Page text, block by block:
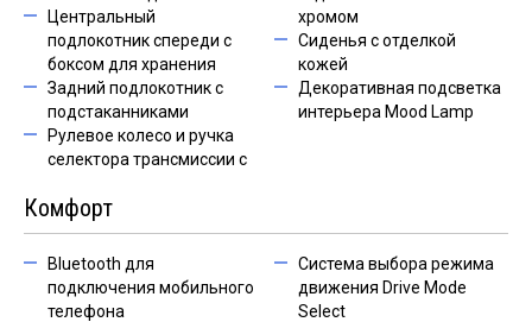
Центральный
подлокотник спереди с
боксом для хранения
Задний подлокотник с
подстаканниками
Рулевое колесо и ручка
селектора трансмиссии с
хромом
Сиденья с отделкой
кожей
Декоративная подсветка
интерьера Mood Lamp
Комфорт
Bluetooth для
подключения мобильного
телефона
Система выбора режима
движения Drive Mode
Select